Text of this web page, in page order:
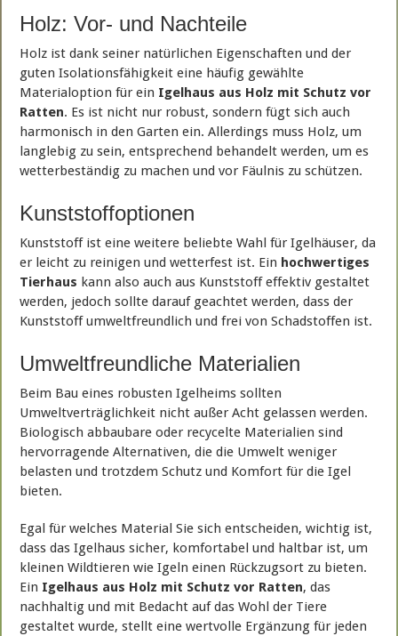
Holz: Vor- und Nachteile
Holz ist dank seiner natürlichen Eigenschaften und der
guten Isolationsfähigkeit eine häufig gewählte
Materialoption für ein Igelhaus aus Holz mit Schutz vor
Ratten. Es ist nicht nur robust, sondern fügt sich auch
harmonisch in den Garten ein. Allerdings muss Holz, um
langlebig zu sein, entsprechend behandelt werden, um es
wetterbeständig zu machen und vor Fäulnis zu schützen.
Kunststoffoptionen
Kunststoff ist eine weitere beliebte Wahl für Igelhäuser, da
er leicht zu reinigen und wetterfest ist. Ein hochwertiges
Tierhaus kann also auch aus Kunststoff effektiv gestaltet
werden, jedoch sollte darauf geachtet werden, dass der
Kunststoff umweltfreundlich und frei von Schadstoffen ist.
Umweltfreundliche Materialien
Beim Bau eines robusten Igelheims sollten
Umweltverträglichkeit nicht außer Acht gelassen werden.
Biologisch abbaubare oder recycelte Materialien sind
hervorragende Alternativen, die die Umwelt weniger
belasten und trotzdem Schutz und Komfort für die Igel
bieten.
Egal für welches Material Sie sich entscheiden, wichtig ist,
dass das Igelhaus sicher, komfortabel und haltbar ist, um
kleinen Wildtieren wie Igeln einen Rückzugsort zu bieten.
Ein Igelhaus aus Holz mit Schutz vor Ratten, das
nachhaltig und mit Bedacht auf das Wohl der Tiere
gestaltet wurde, stellt eine wertvolle Ergänzung für jeden